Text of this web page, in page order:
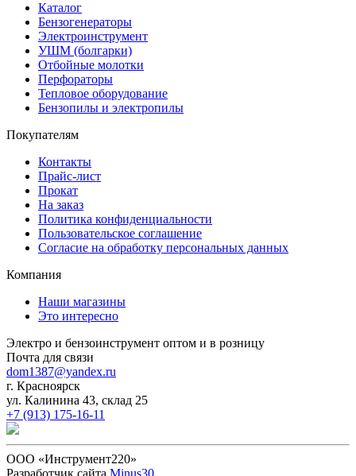
Каталог
Бензогенераторы
Электроинструмент
УШМ (болгарки)
Отбойные молотки
Перфораторы
Тепловое оборудование
Бензопилы и электропилы
Покупателям
Контакты
Прайс-лист
Прокат
На заказ
Политика конфиденциальности
Пользовательское соглашение
Согласие на обработку персональных данных
Компания
Наши магазины
Это интересно
Электро и бензоинструмент оптом и в розницу
Почта для связи
dom1387@yandex.ru
г. Красноярск
ул. Калинина 43, склад 25
+7 (913) 175-16-11
ООО «Инструмент220»